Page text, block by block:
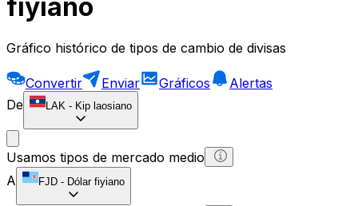
fiyiano
Gráfico histórico de tipos de cambio de divisas
Convertir Enviar Gráficos
Alertas
De
LAK - Kip laosiano
Usamos tipos de mercado medio
A
FJD - Dólar fiyiano